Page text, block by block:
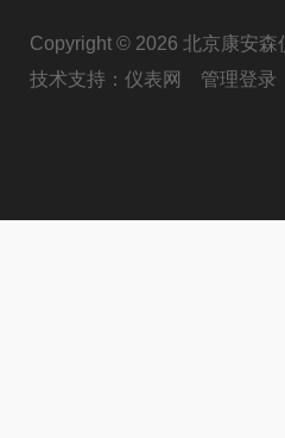
Copyright © 2026 北京康安森
技术支持： 仪表网 管理登录